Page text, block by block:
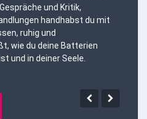
und Kritik,
handhabst du mit
ruhig und
wie du deine Batterien
und in deiner Seele.